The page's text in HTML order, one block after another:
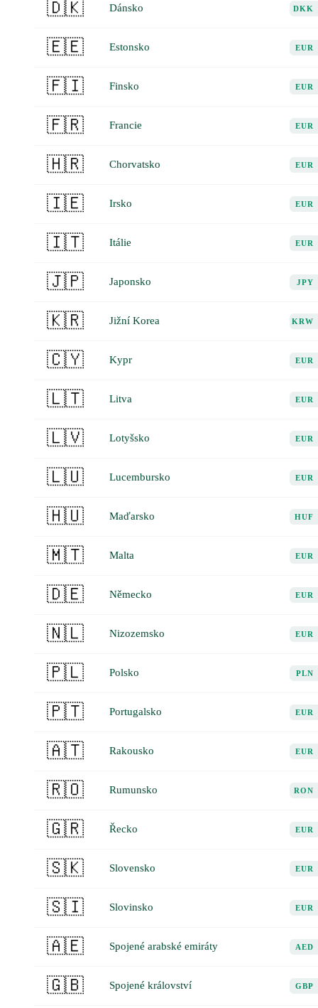
🇩🇰 Dánsko DKK
🇪🇪 Estonsko EUR
🇫🇮 Finsko EUR
🇫🇷 Francie EUR
🇭🇷 Chorvatsko EUR
🇮🇪 Irsko EUR
🇮🇹 Itálie EUR
🇯🇵 Japonsko JPY
🇰🇷 Jižní Korea KRW
🇨🇾 Kypr EUR
🇱🇹 Litva EUR
🇱🇻 Lotyšsko EUR
🇱🇺 Lucembursko EUR
🇭🇺 Maďarsko HUF
🇲🇹 Malta EUR
🇩🇪 Německo EUR
🇳🇱 Nizozemsko EUR
🇵🇱 Polsko PLN
🇵🇹 Portugalsko EUR
🇦🇹 Rakousko EUR
🇷🇴 Rumunsko RON
🇬🇷 Řecko EUR
🇸🇰 Slovensko EUR
🇸🇮 Slovinsko EUR
🇦🇪 Spojené arabské emiráty AED
🇬🇧 Spojené království GBP